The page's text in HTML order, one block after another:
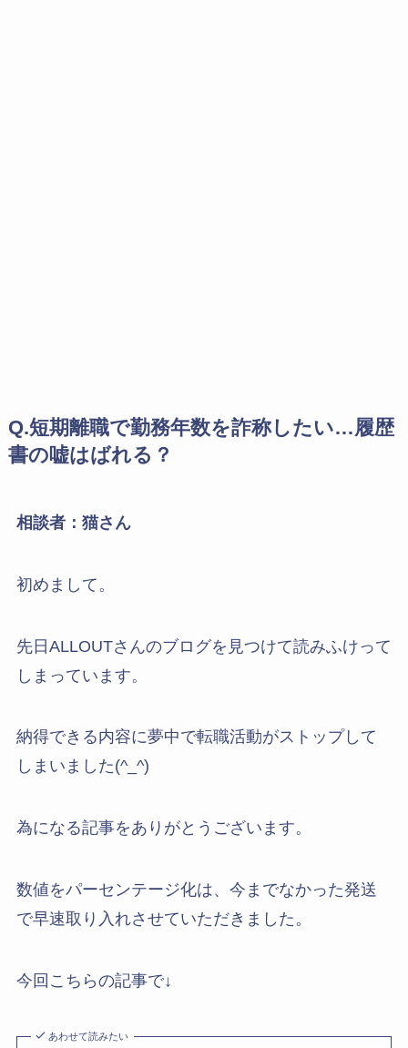
Q.短期離職で勤務年数を詐称したい…履歴
書の嘘はばれる？
相談者：猫さん
初めまして。
先日ALLOUTさんのブログを見つけて読みふけって
しまっています。
納得できる内容に夢中で転職活動がストップして
しまいました(^_^)
為になる記事をありがとうございます。
数値をパーセンテージ化は、今までなかった発送
で早速取り入れさせていただきました。
今回こちらの記事で↓
あわせて読みたい